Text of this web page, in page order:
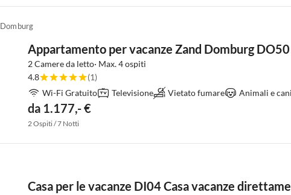
Domburg
Appartamento per vacanze Zand Domburg DO50
2 Camere da letto· Max. 4 ospiti
4.8
(1)
Wi-Fi Gratuito
Televisione Vietato fumare Animali e
da 1.177,- €
2 Ospiti / 7 Notti
Casa per le vacanze DI04 Casa vacanze